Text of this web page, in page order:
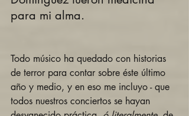
para mi alma.
Todo músico ha quedado con historias
de terror para contar sobre éste último
año y medio, y en eso me incluyo - que
todos nuestros conciertos se hayan